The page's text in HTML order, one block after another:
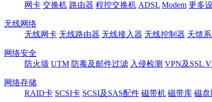
网卡 交换机 路由器 程控交换机 ADSL Modem 更多
无线网络
无线网卡 无线路由器 无线接入器 无线控制器 天馈
网络安全
防火墙 UTM 防毒及邮件过滤 入侵检测 VPN及SSL
网络存储
RAID卡 SCSI卡 SCSI及SAS配件 磁带机 磁带库 磁盘